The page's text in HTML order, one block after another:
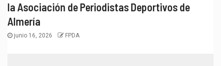
la Asociación de Periodistas Deportivos de
Almería
junio 16, 2026 FPDA